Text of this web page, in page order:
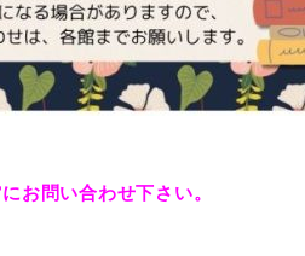
お問い合わせ下さい。